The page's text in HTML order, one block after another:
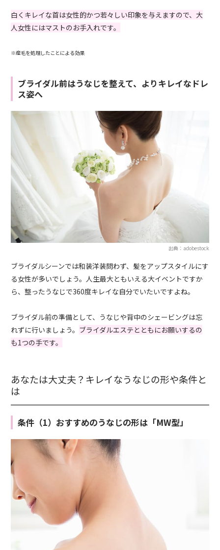
白くキレイな首は女性的かつ若々しい印象を与えますので、大
人女性にはマストのお手入れです。
※産毛を処理したことによる効果
ブライダル前はうなじを整えて、よりキレイなドレ
ス姿へ
出典：adobestock
ブライダルシーンでは和装洋装問わず、髪をアップスタイルにす
る女性が多いでしょう。人生最大ともいえる大イベントですか
ら、整ったうなじで360度キレイな自分でいたいですよね。
ブライダル前の準備として、うなじや背中のシェービングは忘
れずに行いましょう。 ブライダルエステとともにお願いするの
も1つの手です。
あなたは大丈夫？キレイなうなじの形や条件と
は
条件（1）おすすめのうなじの形は「MW型」